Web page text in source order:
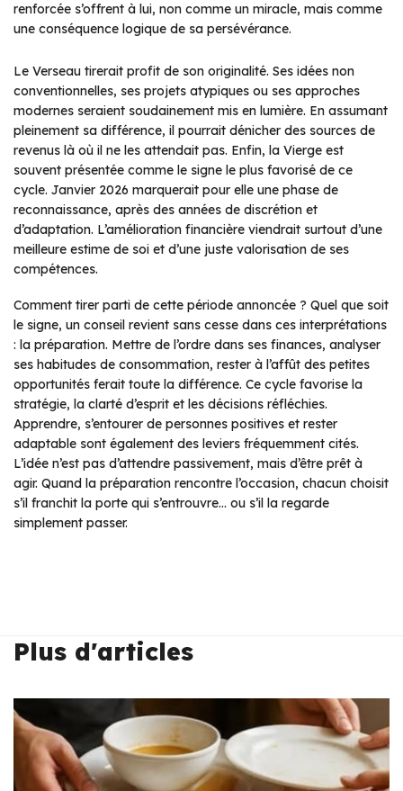
renforcée s’offrent à lui, non comme un miracle, mais comme
une conséquence logique de sa persévérance.
Le Verseau tirerait profit de son originalité. Ses idées non
conventionnelles, ses projets atypiques ou ses approches
modernes seraient soudainement mis en lumière. En assumant
pleinement sa différence, il pourrait dénicher des sources de
revenus là où il ne les attendait pas. Enfin, la Vierge est
souvent présentée comme le signe le plus favorisé de ce
cycle. Janvier 2026 marquerait pour elle une phase de
reconnaissance, après des années de discrétion et
d’adaptation. L’amélioration financière viendrait surtout d’une
meilleure estime de soi et d’une juste valorisation de ses
compétences.
Comment tirer parti de cette période annoncée ? Quel que soit
le signe, un conseil revient sans cesse dans ces interprétations
: la préparation. Mettre de l’ordre dans ses finances, analyser
ses habitudes de consommation, rester à l’affût des petites
opportunités ferait toute la différence. Ce cycle favorise la
stratégie, la clarté d’esprit et les décisions réfléchies.
Apprendre, s’entourer de personnes positives et rester
adaptable sont également des leviers fréquemment cités.
L’idée n’est pas d’attendre passivement, mais d’être prêt à
agir. Quand la préparation rencontre l’occasion, chacun choisit
s’il franchit la porte qui s’entrouvre… ou s’il la regarde
simplement passer.
Plus d'articles